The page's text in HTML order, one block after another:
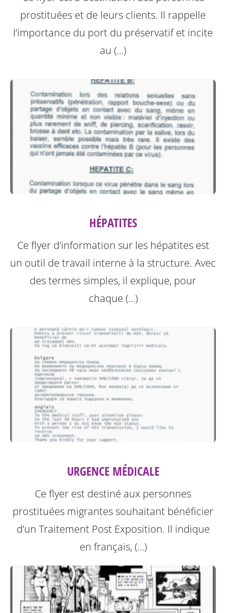
prostituées et de leurs clients. Il rappelle
l’importance du port du préservatif et incite
au (…)
HÉPATITES
Ce flyer d’information sur les hépatites est
un outil de travail interne à la structure. Avec
des termes simples, il explique, pour
chaque (…)
URGENCE MÉDICALE
Ce flyer est destiné aux personnes
prostituées migrantes souhaitant bénéficier
d’un Traitement Post Exposition. Il indique
en français, (…)